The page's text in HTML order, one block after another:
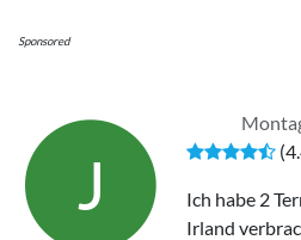
Sponsored
J
Ich habe 2
Irland